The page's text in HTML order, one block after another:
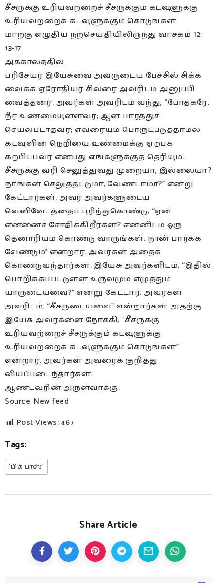
சீசருக்கு உரியவற்றைச் சீசருக்கும் கடவுளுக்கு
உரியவற்றைக் கடவுளுக்கும் கொடுங்கள்.
மாற்கு எழுதிய நற்செய்தியிலிருந்து வாசகம் 12:
13-17
அக்காலத்தில்
பரிசேயர் இயேசுவை அவருடைய பேச்சில் சிக்க
வைக்க ஏரோதியர் சிலரை அவரிடம் அனுப்பி
வைத்தனர். அவர்கள் அவரிடம் வந்து, “போதகரே,
நீர் உண்மையுள்ளவர்; ஆள் பார்த்துச்
செயல்படாதவர்; எவரையும் பொருட்படுத்தாமல்
கடவுளின் நெறியை உண்மைக்கு ஏற்பக்
கற்பிப்பவர் என்பது எங்களுக்குத் தெரியும்.
சீசருக்கு வரி செலுத்துவது முறையா, இல்லையா?
நாங்கள் செலுத்தட்டுமா, வேண்டாமா?” என்று
கேட்டார்கள். அவர் அவர்களுடைய
வெளிவேடத்தைப் புரிந்துகொண்டு, “ஏன்
என்னைச் சோதிக்கிறீர்கள்? என்னிடம் ஒரு
தெனாரியம் கொண்டு வாருங்கள். நான் பார்க்க
வேண்டும்” என்றார். அவர்கள் அதைக்
கொண்டுவந்தார்கள். இயேசு அவர்களிடம், “இதில்
பொறிக்கப்பட்டுள்ள உருவமும் எழுத்தும்
யாருடையவை?” என்று கேட்டார். அவர்கள்
அவரிடம், “சீசருடையவை” என்றார்கள். அதற்கு
இயேசு அவர்களை நோக்கி, “சீசருக்கு
உரியவற்றைச் சீசருக்கும் கடவுளுக்கு
உரியவற்றைக் கடவுளுக்கும் கொடுங்கள்”
என்றார். அவர்கள் அவரைக் குறித்து
வியப்படைந்தார்கள்.
ஆண்டவரின் அருள்வாக்கு.
Source: New feed
Post Views:467
Tags:
‘பிக் பாஸ்’
Share Article